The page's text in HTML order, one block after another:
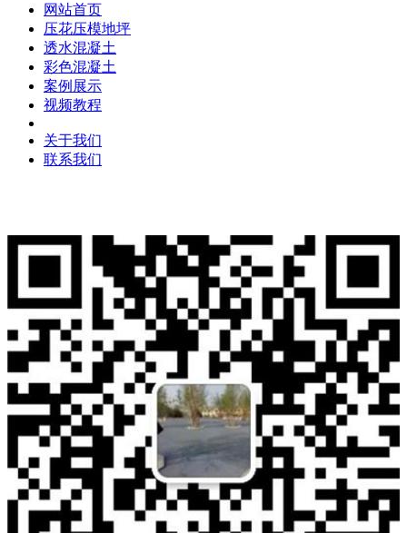
网站首页
压花压模地坪
透水混凝土
彩色混凝土
案例展示
视频教程
关于我们
联系我们